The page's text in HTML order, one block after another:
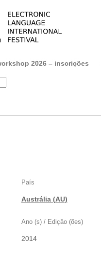
2026 – inscrições
País
Austrália (AU)
Ano (s) / Edição (ões)
2014